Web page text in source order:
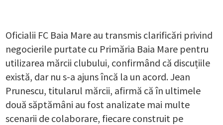
Oficialii FC Baia Mare au transmis clarificări privind
negocierile purtate cu Primăria Baia Mare pentru
utilizarea mărcii clubului, confirmând că discuțiile
există, dar nu s-a ajuns încă la un acord. Jean
Prunescu, titularul mărcii, afirmă că în ultimele
două săptămâni au fost analizate mai multe
scenarii de colaborare, fiecare construit pe